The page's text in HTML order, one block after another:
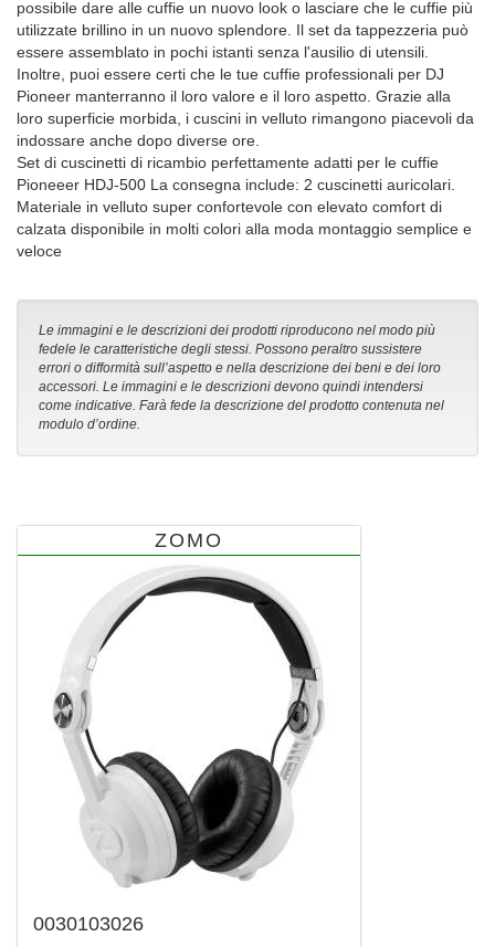
possibile dare alle cuffie un nuovo look o lasciare che le cuffie più
utilizzate brillino in un nuovo splendore. Il set da tappezzeria può
essere assemblato in pochi istanti senza l'ausilio di utensili.
Inoltre, puoi essere certi che le tue cuffie professionali per DJ
Pioneer manterranno il loro valore e il loro aspetto. Grazie alla
loro superficie morbida, i cuscini in velluto rimangono piacevoli da
indossare anche dopo diverse ore.
Set di cuscinetti di ricambio perfettamente adatti per le cuffie
Pioneeer HDJ-500 La consegna include: 2 cuscinetti auricolari.
Materiale in velluto super confortevole con elevato comfort di
calzata disponibile in molti colori alla moda montaggio semplice e
veloce
Le immagini e le descrizioni dei prodotti riproducono nel modo più
fedele le caratteristiche degli stessi. Possono peraltro sussistere
errori o difformità sull’aspetto e nella descrizione dei beni e dei loro
accessori. Le immagini e le descrizioni devono quindi intendersi
come indicative. Farà fede la descrizione del prodotto contenuta nel
modulo d’ordine.
ZOMO
0030103026